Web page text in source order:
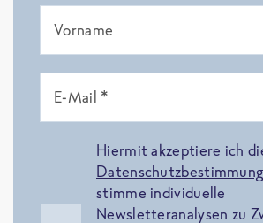
Vorname
E-Mail *
Hiermit akzeptiere ich
stimme individuelle
Newsletteranalysen zu